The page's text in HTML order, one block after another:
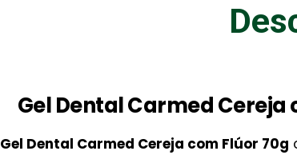
Gel Dental Carmed Cereja
Gel Dental Carmed Cereja com Flúor 70g